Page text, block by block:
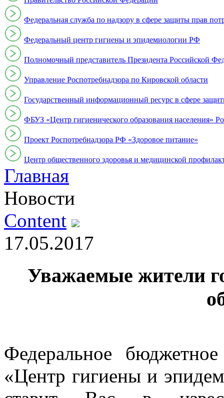
Федеральная служба по надзору в сфере защиты прав
Федеральный центр гигиены и эпидемиологии РФ
Полномочный представитель Президента Российской
Управление Роспотребнадзора по Кировской области
Государственный информационный ресурс в сфере
ФБУЗ «Центр гигиенического образования населения»
Проект Роспотребнадзора РФ «Здоровое питание»
Центр общественного здоровья и медицинской
Главная
Новости
Content
17.05.2017
Уважаемые жители
Федеральное
«Центр гигиены и